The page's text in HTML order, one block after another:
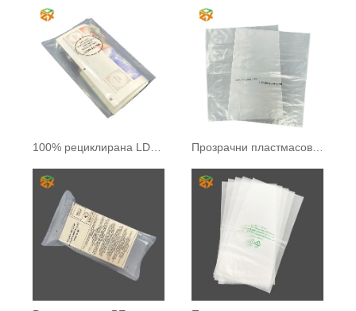
100% рециклирана LDPE торба Прозрачни пластмасови торбички от LDPE